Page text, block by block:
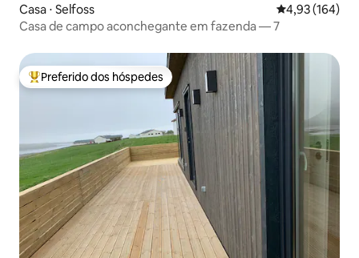
Casa ⋅ Selfoss 4,93 de uma
4,93 (164)
Casa de campo aconchegante em fazenda — 7
Entre os melhores preferidos dos hóspedes
Preferido dos hóspedes